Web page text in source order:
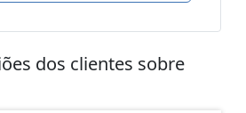
dos clientes sobre